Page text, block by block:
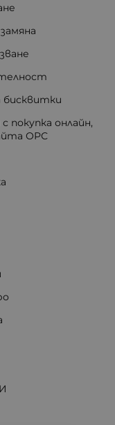
бисквитки
покупка онлайн,
ОРС